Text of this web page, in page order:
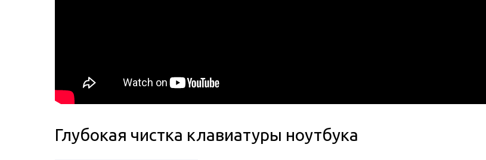
Глубокая чистка клавиатуры ноутбука